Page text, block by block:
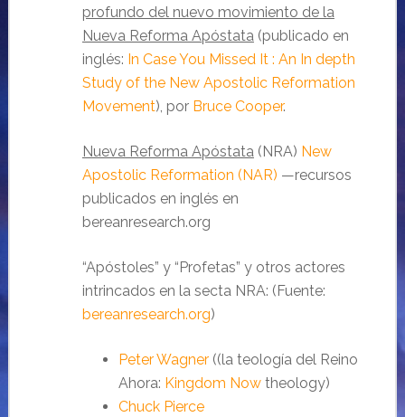
profundo del nuevo movimiento de la
Nueva Reforma Apóstata(publicado en
inglés: In Case You Missed It : An In depth
Study of the New Apostolic Reformation
Movement), por Bruce Cooper.
Nueva Reforma Apóstata(NRA) New
Apostolic Reformation (NAR) —recursos
publicados en inglés en
bereanresearch.org
“Apóstoles” y “Profetas” y otros actores
intrincados en la secta NRA: (Fuente:
bereanresearch.org)
Peter Wagner((la teología del Reino
Ahora: Kingdom Nowtheology)
Chuck Pierce